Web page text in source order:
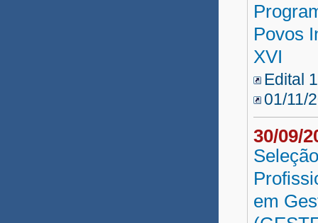
Povos
XVI
Edital
01/11/
30/09/
em